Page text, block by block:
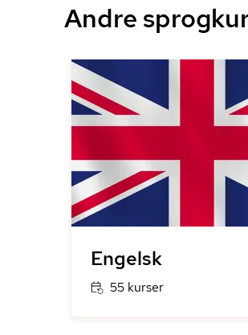
Andre
Engelsk
55 kurser